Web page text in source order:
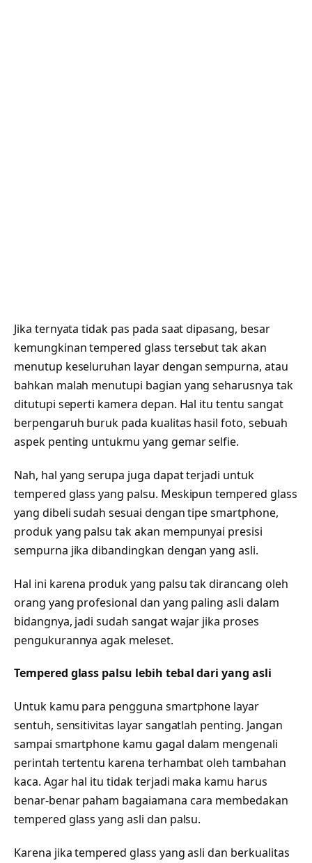
Jika ternyata tidak pas pada saat dipasang, besar
kemungkinan tempered glass tersebut tak akan
menutup keseluruhan layar dengan sempurna, atau
bahkan malah menutupi bagian yang seharusnya tak
ditutupi seperti kamera depan. Hal itu tentu sangat
berpengaruh buruk pada kualitas hasil foto, sebuah
aspek penting untukmu yang gemar selfie.
Nah, hal yang serupa juga dapat terjadi untuk
tempered glass yang palsu. Meskipun tempered glass
yang dibeli sudah sesuai dengan tipe smartphone,
produk yang palsu tak akan mempunyai presisi
sempurna jika dibandingkan dengan yang asli.
Hal ini karena produk yang palsu tak dirancang oleh
orang yang profesional dan yang paling asli dalam
bidangnya, jadi sudah sangat wajar jika proses
pengukurannya agak meleset.
Tempered glass palsu lebih tebal dari yang asli
Untuk kamu para pengguna smartphone layar
sentuh, sensitivitas layar sangatlah penting. Jangan
sampai smartphone kamu gagal dalam mengenali
perintah tertentu karena terhambat oleh tambahan
kaca. Agar hal itu tidak terjadi maka kamu harus
benar-benar paham bagaiamana cara membedakan
tempered glass yang asli dan palsu.
Karena jika tempered glass yang asli dan berkualitas